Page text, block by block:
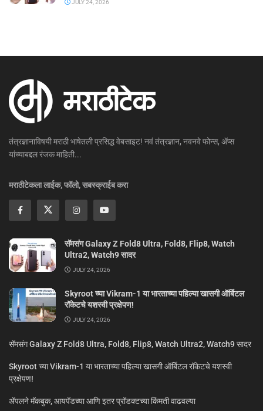
JULY 24, 2026
तंत्रज्ञानाविषयी मराठी भाषेतली प्रसिद्ध वेबसाइट! नवं तंत्रज्ञान, नवनवे फोन्स, ॲप्स
यांच्याबद्दल रंजक माहिती...
मराठीटेकला लाईक, फॉलो, सबस्क्राईब करा
सॅमसंग Galaxy Z Fold8 Ultra, Fold8, Flip8, Watch
Ultra2, Watch9 सादर
JULY 24, 2026
Skyroot च्या Vikram-1 या भारताच्या पहिल्या खासगी ऑर्बिटल
रॉकेटचे यशस्वी प्रक्षेपण!
JULY 24, 2026
सॅमसंग Galaxy Z Fold8 Ultra, Fold8, Flip8, Watch Ultra2, Watch9 सादर
Skyroot च्या Vikram-1 या भारताच्या पहिल्या खासगी ऑर्बिटल रॉकेटचे यशस्वी
प्रक्षेपण!
ॲपलने मॅकबुक, आयपॅडच्या आणि इतर प्रॉडक्टच्या किंमती वाढवल्या